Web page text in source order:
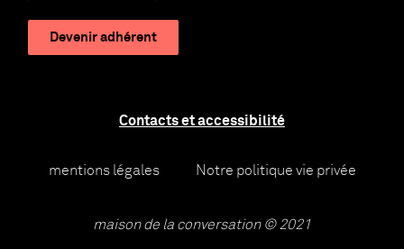
Devenir adhérent
Contacts et accessibilité
mentions légales Notre politique vie privée
maison de la conversation © 2021